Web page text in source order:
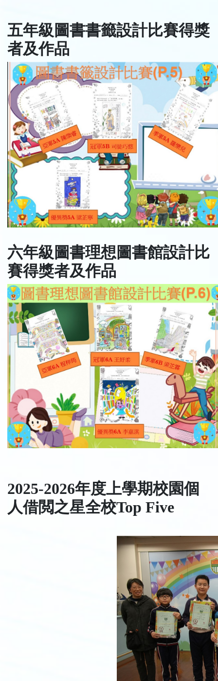
五年級圖書書籤設計比賽得獎
者及作品
六年級圖書理想圖書館設計比
賽得獎者及作品
2025-2026年度上學期校園個
人借閲之星全校Top Five